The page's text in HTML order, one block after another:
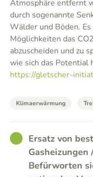
Atmosphäre entfernt
durch sogenannte
Wälder und Böden.
Möglichkeiten das
abzuscheiden und zu
wie sich das Potential
https://gletscher-
Klimaerwärmung
GOODErsatz von
Gasheizungen
Befürworten